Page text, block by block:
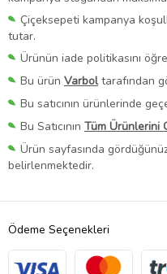
Çiçeksepeti kampanya
tutar.
Ürünün iade politikasını
Bu ürün Varboltarafından
Bu satıcının ürünlerinde
Bu Satıcının Tüm Ürünlerini
Ürün sayfasında
belirlenmektedir.
Ödeme Seçenekleri